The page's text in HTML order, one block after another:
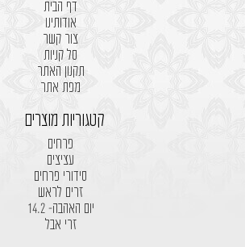
דף הבית
אודותינו
צור קשר
סל קניות
תקנון האתר
מפת אתר
קטגוריות מוצרים
פרחים
עציצים
סידורי פרחים
זרים לראש
יום האהבה- 14.2
זרי אבל